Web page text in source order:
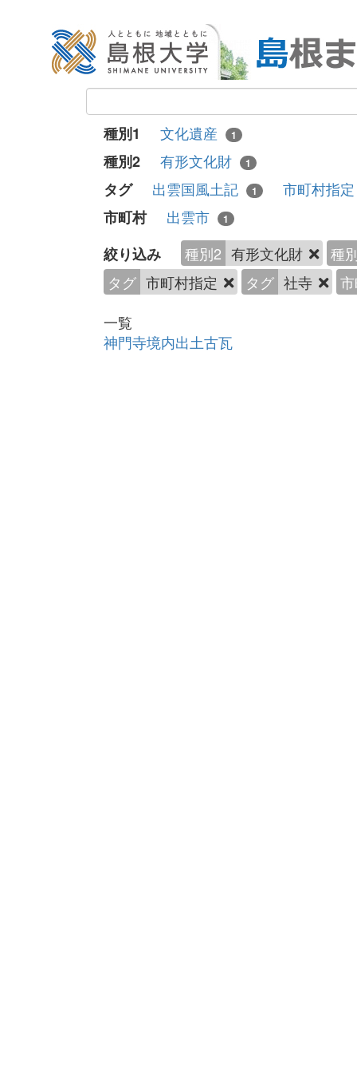
種別1 文化遺産 1
種別2 有形文化財 1
タグ 出雲国風土記 1
市町村指
市町村
出雲市 1
絞り込み 種別2 有形文化財
種
タグ 市町村指定 タグ 社寺
一覧
神門寺境内出土古瓦